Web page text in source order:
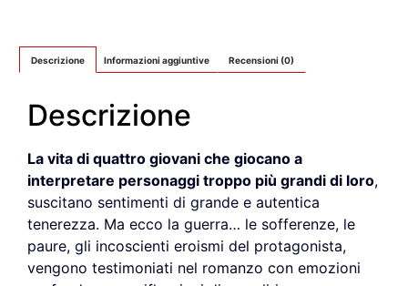
Descrizione Informazioni aggiuntive Recensioni (0)
Descrizione
La vita di quattro giovani che giocano a
interpretare personaggi troppo più grandi di loro,
suscitano sentimenti di grande e autentica
tenerezza. Ma ecco la guerra… le sofferenze, le
paure, gli incoscienti eroismi del protagonista,
vengono testimoniati nel romanzo con emozioni